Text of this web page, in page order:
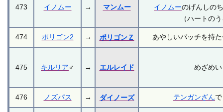
473 イノムー → マンムー
イノムーのげんしの
（ハートの
474 ポリゴン2 → ポリゴンＺ あやしいパッチを持
475 キルリア♂ → エルレイド めざめ
476 ノズパス → ダイノーズ テンガンざん